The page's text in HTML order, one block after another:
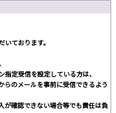
ております。
定受信を設定している方は、
のメールを事前に受信できるよう
確認できない場合等でも責任は負